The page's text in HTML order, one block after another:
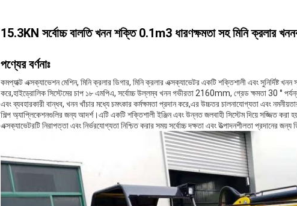
15.3KN সর্বোচ্চ বালতি খনন শক্তি 0.1m3 ধারণক্ষমতা সহ মিনি ক্রলার
পণ্যের বর্ণনাঃ
কমপ্যাক্ট এক্সক্যাভেশন মেশিন, মিনি ক্রলার ডিগার, মিনি ক্রলার এক্সক্যাভেটর একটি শক্তিশালী এবং সুনির্দিষ্ট
করে,হাইড্রোলিক সিস্টেমের চাপ ১৮ এমপিএ, সর্বোচ্চ উল্লম্ব খনন গভীরতা 2160mm, গ্রেড ক্ষমতা 30 °
এবং ব্যবহারকারী বান্ধব, খনন খাঁচার মধ্যে চমৎকার কর্মক্ষমতা প্রদান করে,এর উচ্চতর চালনাযোগ্যতা এবং
শিল্প অ্যাপ্লিকেশনগুলির জন্য আদর্শ।এটি একটি শক্তিশালী ইঞ্জিন এবং উন্নত জলবাহী সিস্টেম দিয়ে সজ্জিত করা
এক্সক্যাভেটরটি নিরাপত্তা এবং নির্ভরযোগ্যতা নিশ্চিত করার সময় সর্বোচ্চ দক্ষতা এবং উত্পাদনশীলতা প্রদানের জন্য